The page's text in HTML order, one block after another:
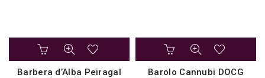
Barbera d’Alba Peiragal
Barolo Cannubi DOCG